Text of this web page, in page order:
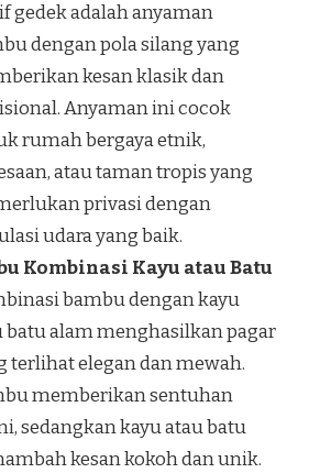
gedek adalah anyaman
dengan pola silang yang
kesan klasik dan
Anyaman ini cocok
rumah bergaya etnik,
atau taman tropis yang
privasi dengan
udara yang baik.
Kombinasi Kayu atau Batu
bambu dengan kayu
batu alam menghasilkan pagar
terlihat elegan dan mewah.
memberikan sentuhan
sedangkan kayu atau batu
kesan kokoh dan unik.